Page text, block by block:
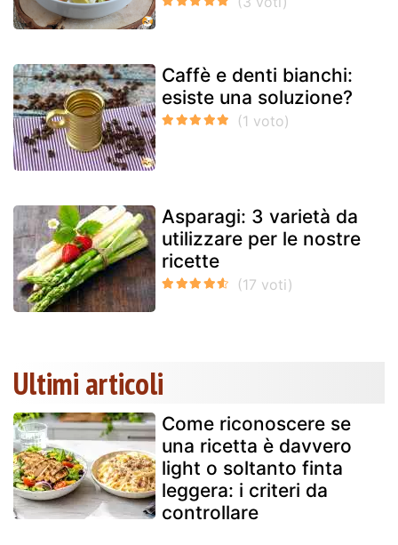
Caffè e denti bianchi:
esiste una soluzione?
Asparagi: 3 varietà da
utilizzare per le nostre
ricette
Ultimi articoli
Come riconoscere se
una ricetta è davvero
light o soltanto finta
leggera: i criteri da
controllare